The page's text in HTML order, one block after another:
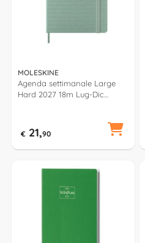
MOLESKINE
Agenda settimanale Large
Hard 2027 18m Lug-Dic
€ 21,90